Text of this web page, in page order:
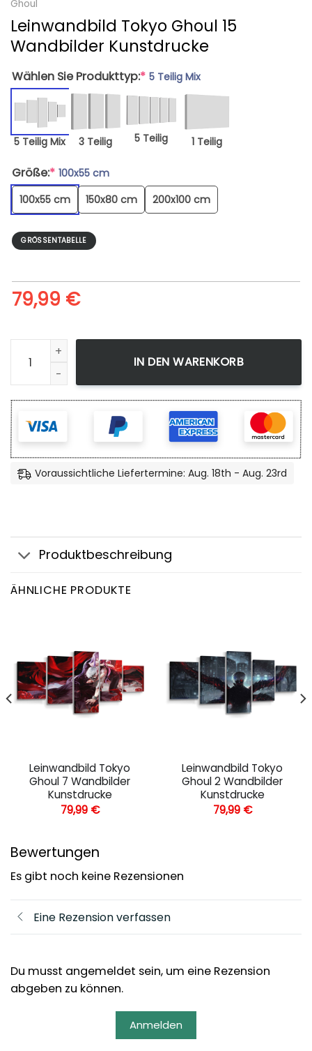
Ghoul
Leinwandbild Tokyo Ghoul 15
Wandbilder Kunstdrucke
Wählen Sie Produkttyp:* 5 Teilig Mix
5 Teilig Mix 3 Teilig 5 Teilig 1 Teilig
Größe:* 100x55 cm
100x55 cm
150x80 cm 200x100 cm
GRÖSSENTABELLE
79,99 €
Leinwandbild Tokyo Ghoul 15 Wandbilder Kunstdrucke
IN DEN WARENKORB
Voraussichtliche Liefertermine: Aug. 18th - Aug. 23rd
Produktbeschreibung
ÄHNLICHE PRODUKTE
Leinwandbild Tokyo
Ghoul 7 Wandbilder
Kunstdrucke
79,99 €
Leinwandbild Tokyo
Ghoul 2 Wandbilder
Kunstdrucke
79,99 €
Bewertungen
Es gibt noch keine Rezensionen
Eine Rezension verfassen
Du musst angemeldet sein, um eine Rezension
abgeben zu können.
Anmelden